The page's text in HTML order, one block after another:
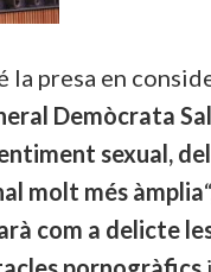
la presa en
Demòcrata
sexual,
molt més àmplia
com a delicte